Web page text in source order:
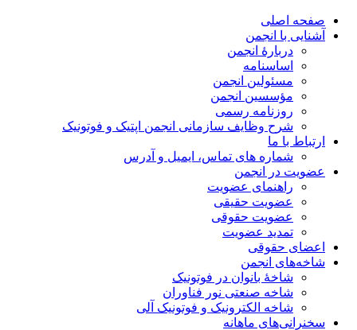
صفحه اصلی
آشنایی با انجمن
دربارۀ انجمن
اساسنامه
مسئولین انجمن
مؤسسین انجمن
روزنامه رسمی
شرح وظایف سازمانی انجمن اپتیک و فوتونیک
ارتباط با ما
شماره های تماس، ایمیل و آدرس
عضویت در انجمن
راهنمای عضویت
عضویت حقیقی
عضویت حقوقی
تمدید عضویت
اعضای حقوقی
شاخه‌های انجمن
شاخۀ بانوان در فوتونیک
شاخه صنعتی نور فناوران
شاخه‌ الکترونیک و فوتونیک آلی
سخنرانی‌های ماهانه